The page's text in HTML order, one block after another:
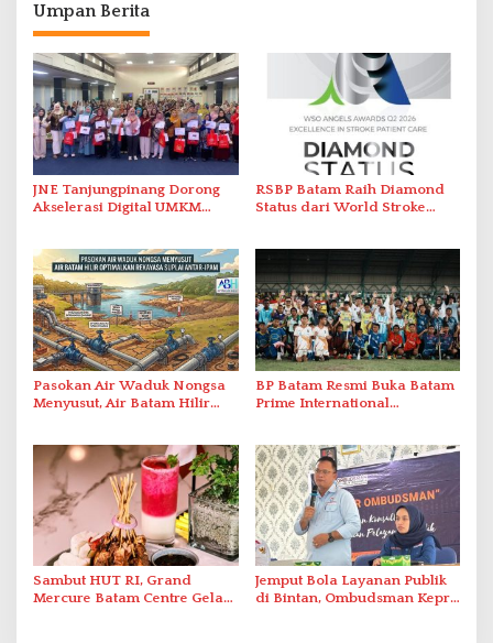
Umpan Berita
JNE Tanjungpinang Dorong
Akselerasi Digital UMKM
RSBP Batam Raih Diamond
Status dari World Stroke
Berstandar Internasional
Pasokan Air Waduk Nongsa
Menyusut, Air Batam Hilir
BP Batam Resmi Buka Batam
Prime International
Abdul Jamal
Sambut HUT RI, Grand
Mercure Batam Centre Gelar
Jemput Bola Layanan Publik
di Bintan, Ombudsman Kepri